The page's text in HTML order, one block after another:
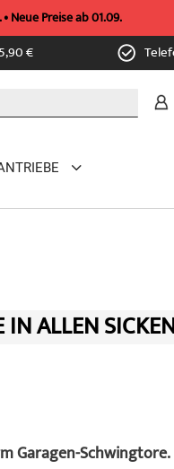
Neue Preise ab 01.09.
€
ALLEN
Garagen-Schwingtore.